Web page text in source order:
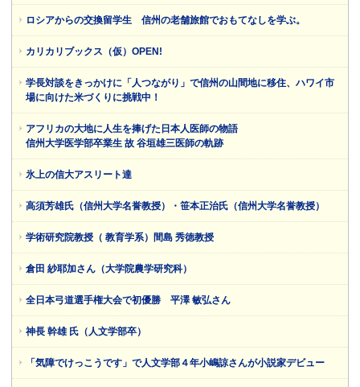
ロシアからの交換留学生 信州の老舗旅館でおもてなしを学ぶ。
カリカリブックス（仮）OPEN!
学長対談をきっかけに「人つながり」で信州の山間地に移住、ハワイ市
場に向けた米づくりに挑戦中！
アフリカの大地に人生を捧げた日本人医師の物語
信州大学医学部卒業生 故 谷垣雄三医師の軌跡
氷上の信大アスリート達
高須芳雄氏（信州大学名誉教授）・笹本正治氏（信州大学名誉教授）
学術研究院教授（ 教育学系）間島 秀徳教授
倉田 紗耶加さん（大学院農学研究科）
全日本弓道選手権大会で初優勝 平澤 敏弘さん
神長 幹雄 氏（人文学部卒）
「気障でけっこうです」で人文学部４年小嶋諒さんが小説家デビュー